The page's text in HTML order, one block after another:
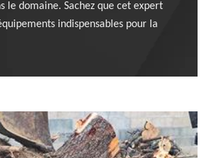
le domaine. Sachez que cet expert
indispensables pour la